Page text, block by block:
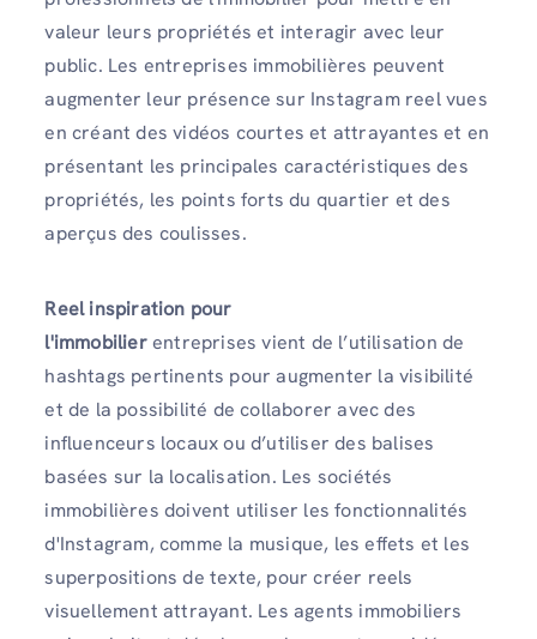
valeur leurs propriétés et interagir avec leur
public. Les entreprises immobilières peuvent
augmenter leur présence sur Instagram reel vues
en créant des vidéos courtes et attrayantes et en
présentant les principales caractéristiques des
propriétés, les points forts du quartier et des
aperçus des coulisses.
Reel inspiration pour
l'immobilierentreprises vient de l’utilisation de
hashtags pertinents pour augmenter la visibilité
et de la possibilité de collaborer avec des
influenceurs locaux ou d’utiliser des balises
basées sur la localisation. Les sociétés
immobilières doivent utiliser les fonctionnalités
d'Instagram, comme la musique, les effets et les
superpositions de texte, pour créer reels
visuellement attrayant. Les agents immobiliers